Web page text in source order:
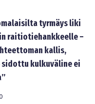
tyrmäys liki
raitiotiehankkeelle –
kallis,
kulkuväline ei